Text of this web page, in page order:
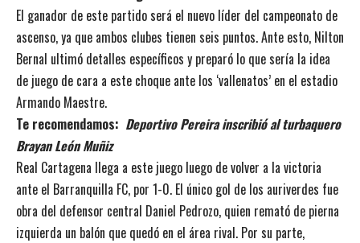
El ganador de este partido será el nuevo líder del campeonato de
ascenso, ya que ambos clubes tienen seis puntos. Ante esto, Nilton
Bernal ultimó detalles específicos y preparó lo que sería la idea
de juego de cara a este choque ante los ‘vallenatos’ en el estadio
Armando Maestre.
Te recomendamos: Deportivo Pereira inscribió al turbaquero
Brayan León Muñiz
Real Cartagena llega a este juego luego de volver a la victoria
ante el Barranquilla FC, por 1-0. El único gol de los auriverdes fue
obra del defensor central Daniel Pedrozo, quien remató de pierna
izquierda un balón que quedó en el área rival. Por su parte,